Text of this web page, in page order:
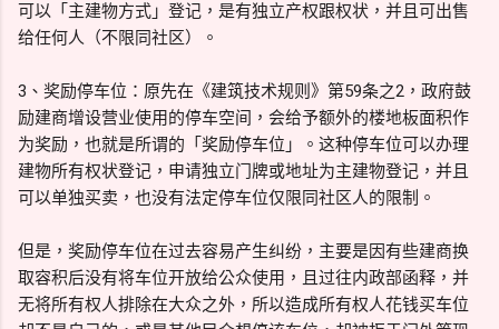
可以「主建物方式」登记，是有独立产权跟权状，并且可出售
给任何人（不限同社区）。
3、奖励停车位：原先在《建筑技术规则》第59条之2，政府鼓
励建商增设营业使用的停车空间，会给予额外的楼地板面积作
为奖励，也就是所谓的「奖励停车位」。这种停车位可以办理
建物所有权状登记，申请独立门牌或地址为主建物登记，并且
可以单独买卖，也没有法定停车位仅限同社区人的限制。
但是，奖励停车位在过去容易产生纠纷，主要是因有些建商换
取容积后没有将车位开放给公众使用，且过往内政部函释，并
无将所有权人排除在大众之外，所以造成所有权人花钱买车位